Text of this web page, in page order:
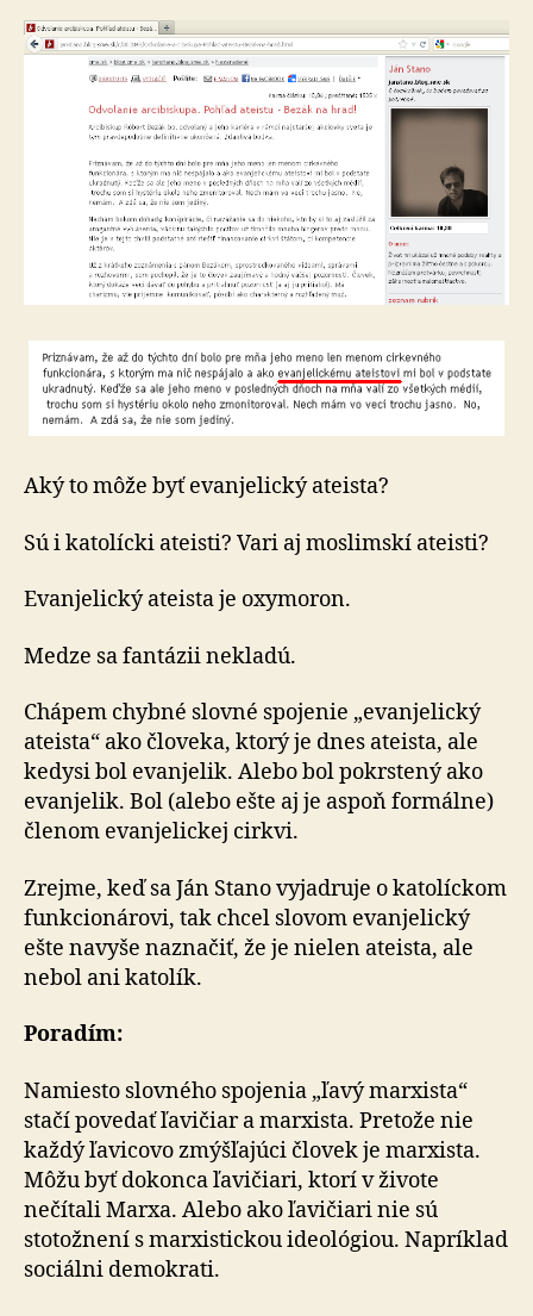
Aký to môže byť evanjelický ateista?
Sú i katolícki ateisti? Vari aj moslimskí ateisti?
Evanjelický ateista je oxymoron.
Medze sa fantázii nekladú.
Chápem chybné slovné spojenie „evanjelický
ateista“ ako človeka, ktorý je dnes ateista, ale
kedysi bol evanjelik. Alebo bol pokrstený ako
evanjelik. Bol (alebo ešte aj je aspoň formálne)
členom evanjelickej cirkvi.
Zrejme, keď sa Ján Stano vyjadruje o katolíckom
funkcionárovi, tak chcel slovom evanjelický
ešte navyše naznačiť, že je nielen ateista, ale
nebol ani katolík.
Poradím:
Namiesto slovného spojenia „ľavý marxista“
stačí povedať ľavičiar a marxista. Pretože nie
každý ľavicovo zmýšľajúci človek je marxista.
Môžu byť dokonca ľavičiari, ktorí v živote
nečítali Marxa. Alebo ako ľavičiari nie sú
stotožnení s marxistickou ideológiou. Napríklad
sociálni demokrati.